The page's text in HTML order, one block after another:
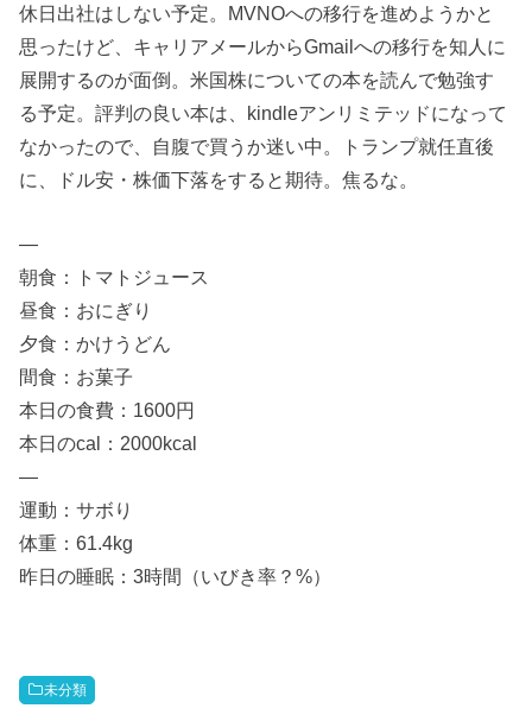
休日出社はしない予定。MVNOへの移行を進めようかと
思ったけど、キャリアメールからGmailへの移行を知人に
展開するのが面倒。米国株についての本を読んで勉強す
る予定。評判の良い本は、kindleアンリミテッドになって
なかったので、自腹で買うか迷い中。トランプ就任直後
に、ドル安・株価下落をすると期待。焦るな。
—
朝食：トマトジュース
昼食：おにぎり
夕食：かけうどん
間食：お菓子
本日の食費：1600円
本日のcal：2000kcal
—
運動：サボり
体重：61.4kg
昨日の睡眠：3時間（いびき率？%）
未分類